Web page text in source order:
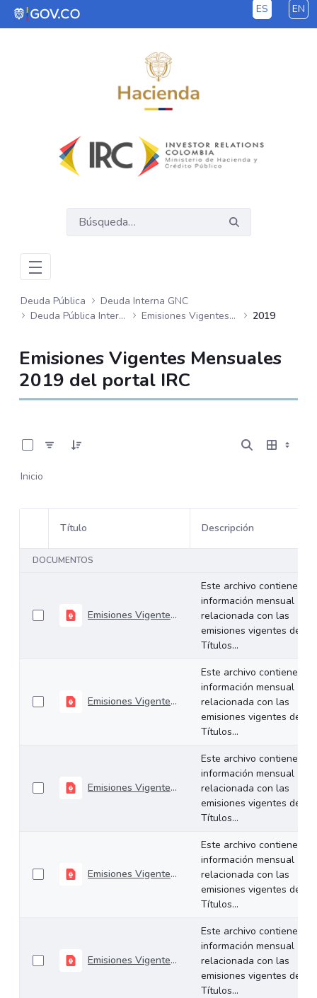
Saltar al contenido principal ES EN
Deuda Pública
Deuda Interna GNC
Deuda Pública Interna GNC
Emisiones Vigentes Mensuales 2019
Emisiones Vigentes Mensuales
2019 del portal IRC
Inicio
Selección del elemento
Título Descripción
DOCUMENTOS
Emisiones Vigentes Diciembre - 2019
Este archivo contiene
información mensual
relacionada con las
emisiones vigentes de los
Títulos...
Emisiones Vigentes Noviembre - 2019
Este archivo contiene
información mensual
relacionada con las
emisiones vigentes de los
Títulos...
Emisiones Vigentes Octubre - 2019
Este archivo contiene
información mensual
relacionada con las
emisiones vigentes de los
Títulos...
Emisiones Vigentes Septiembre - 2019
Este archivo contiene
información mensual
relacionada con las
emisiones vigentes de los
Títulos...
Emisiones Vigentes Agosto - 2019
Este archivo contiene
información mensual
relacionada con las
emisiones vigentes de los
Títulos...